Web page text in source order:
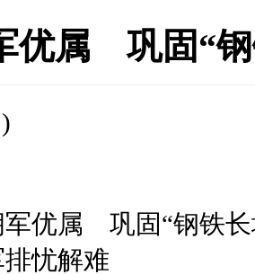
优属 巩固“钢
优属 巩固“钢铁长
忧解难